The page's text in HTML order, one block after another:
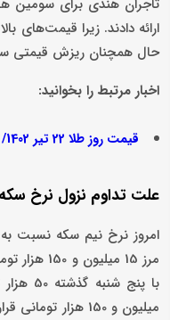
تاجران هندی برای سومین
ارائه دادند. زیرا قیمت‌های
حال همچنان ریزش قیمتی
اخبار مرتبط را بخوانید:
قیمت روز طلا 22 تیر 1402/ نرخ سکه به کانال 28 میلیونی برگشت
علت تداوم نزول نرخ سکه
مرز 15
میلیون و 150